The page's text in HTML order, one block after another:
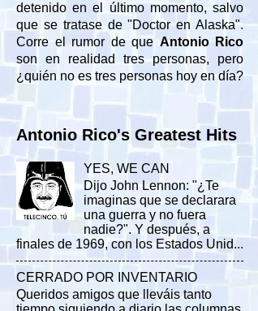
detenido en el último momento, salvo
que se tratase de "Doctor en Alaska".
Corre el rumor de que Antonio Rico
son en realidad tres personas, pero
¿quién no es tres personas hoy en día?
Antonio Rico's Greatest Hits
YES, WE CAN
Dijo John Lennon: "¿Te
imaginas que se declarara
una guerra y no fuera
nadie?". Y después, a
finales de 1969, con los Estados Unid...
CERRADO POR INVENTARIO
Queridos amigos que lleváis tanto